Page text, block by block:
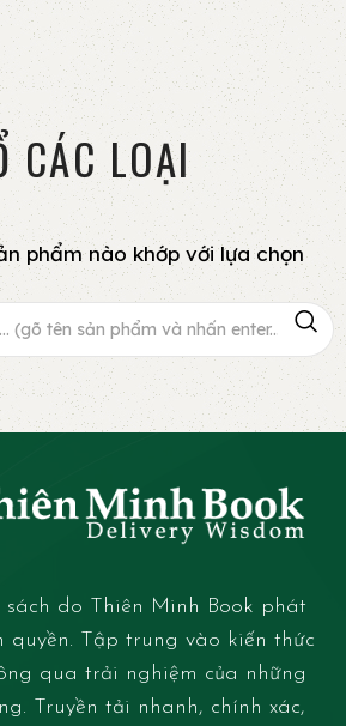
CÁC LOẠI
phẩm nào khớp với lựa chọn
do Thiên Minh Book phát
quyền. Tập trung vào kiến thức
qua trải nghiệm của những
Truyền tải nhanh, chính xác,